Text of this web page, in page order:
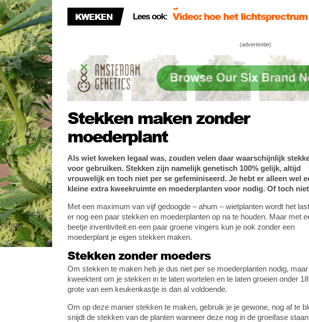
KWEKEN Lees ook:
Zijn kunstmatige wietzaden
gemaakt?
Video: hoe het
(advertentie)
Stekken maken zonder
moederplant
Als wiet kweken legaal was, zouden velen daar waarschijnlijk
voor gebruiken. Stekken zijn namelijk genetisch 100% gelijk, altijd
vrouwelijk en toch niet per se gefeminiseerd. Je hebt er alleen wel
kleine extra kweekruimte en moederplanten voor nodig. Of toch
Met een maximum van vijf gedoogde – ahum – wietplanten wordt het
er nog een paar stekken en moederplanten op na te houden. Maar met
beetje inventiviteit en een paar groene vingers kun je ook zonder een
moederplant je eigen stekken maken.
Stekken zonder moeders
Om stekken te maken heb je dus niet per se moederplanten nodig,
kweektent om je stekken in te laten wortelen en te laten groeien onder
grote van een keukenkastje is dan al voldoende.
Om op deze manier stekken te maken, gebruik je je gewone, nog af te
snijdt de stekken van de planten wanneer deze nog in de groeifase